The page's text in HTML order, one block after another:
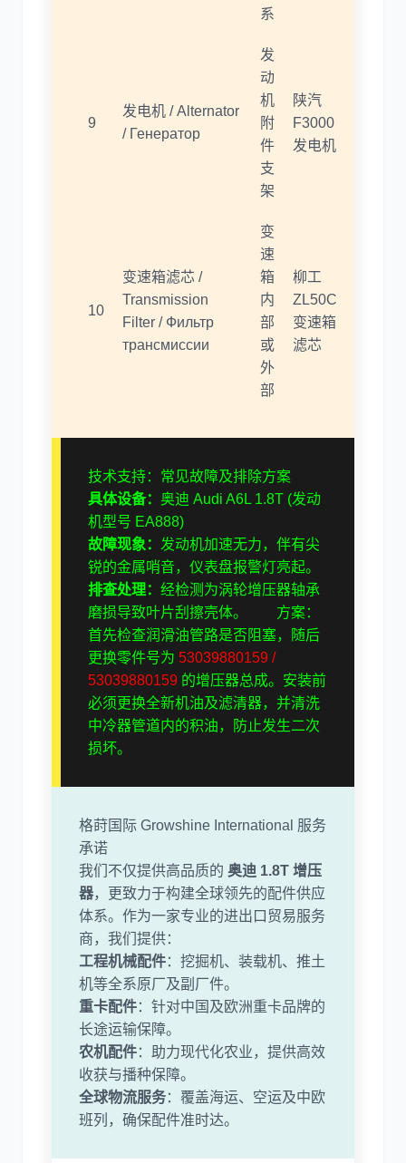
系
9
发电机 / Alternator
/ Генератор
发
动
机
附
件
支
架
陕汽
F3000
发电机
10
变速箱滤芯 /
Transmission
Filter / Фильтр
трансмиссии
变
速
箱
内
部
或
外
部
柳工
ZL50C
变速箱
滤芯
技术支持：常见故障及排除方案
具体设备： 奥迪 Audi A6L 1.8T (发动
机型号 EA888)
故障现象： 发动机加速无力，伴有尖
锐的金属哨音，仪表盘报警灯亮起。
排查处理： 经检测为涡轮增压器轴承
磨损导致叶片刮擦壳体。 方案：
首先检查润滑油管路是否阻塞，随后
更换零件号为 53039880159 /
53039880159 的增压器总成。安装前
必须更换全新机油及滤清器，并清洗
中冷器管道内的积油，防止发生二次
损坏。
格莳国际 Growshine International 服务
承诺
我们不仅提供高品质的 奥迪 1.8T 增压
器，更致力于构建全球领先的配件供应
体系。作为一家专业的进出口贸易服务
商，我们提供：
工程机械配件：挖掘机、装载机、推土
机等全系原厂及副厂件。
重卡配件：针对中国及欧洲重卡品牌的
长途运输保障。
农机配件：助力现代化农业，提供高效
收获与播种保障。
全球物流服务：覆盖海运、空运及中欧
班列，确保配件准时达。